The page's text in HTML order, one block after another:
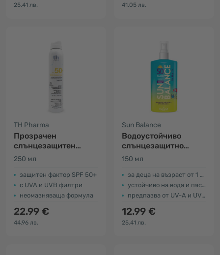
25.41 лв. 41.05 лв.
TH Pharma
Прозрачен
слънцезащитен
спрей SPF 50+
250 мл
защитен фактор SPF 50+
с UVA и UVB филтри
неомазняваща формула
22.99 €
44.96 лв.
Sun Balance
Водоустойчиво
слънцезащитно
мляко SPF50 - за
150 мл
за деца на възраст от 1 година
устойчиво на вода и пясък
предпазва от UV-A и UV-B лъчи
12.99 €
25.41 лв.